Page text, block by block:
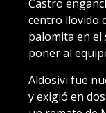
Castro
centro llovido
palomita en el
poner al
Aldosivi fue
y exigió en